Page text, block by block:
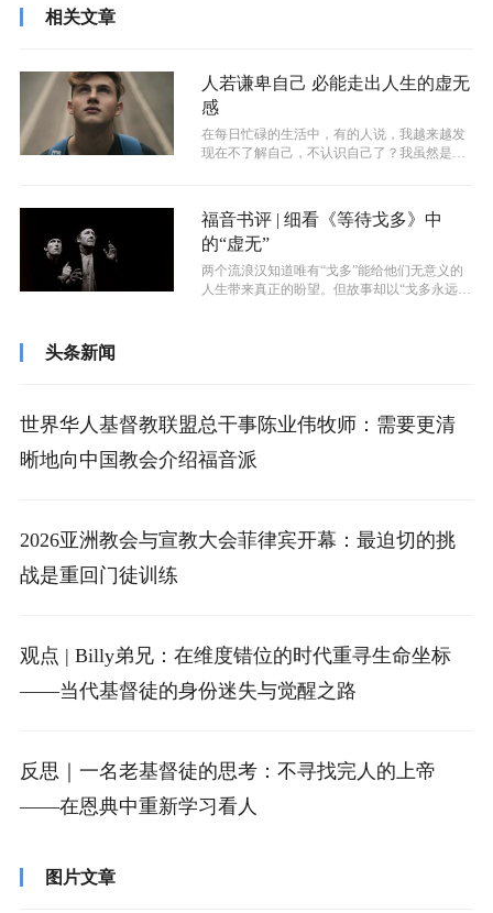
相关文章
人若谦卑自己 必能走出人生的虚无
感
在每日忙碌的生活中，有的人说，我越来越发
现在不了解自己，不认识自己了？我虽然是基
福音书评 | 细看《等待戈多》中
的“虚无”
两个流浪汉知道唯有“戈多”能给他们无意义的
人生带来真正的盼望。但故事却以“戈多永远不
头条新闻
世界华人基督教联盟总干事陈业伟牧师：需要更清
晰地向中国教会介绍福音派
2026亚洲教会与宣教大会菲律宾开幕：最迫切的挑
战是重回门徒训练
观点 | Billy弟兄：在维度错位的时代重寻生命坐标
——当代基督徒的身份迷失与觉醒之路
反思｜一名老基督徒的思考：不寻找完人的上帝
——在恩典中重新学习看人
图片文章